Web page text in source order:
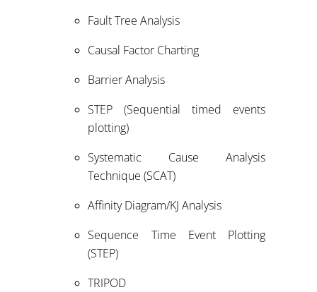
Fault Tree Analysis
Causal Factor Charting
Barrier Analysis
STEP (Sequential timed events
plotting)
Systematic Cause Analysis
Technique (SCAT)
Affinity Diagram/KJ Analysis
Sequence Time Event Plotting
(STEP)
TRIPOD